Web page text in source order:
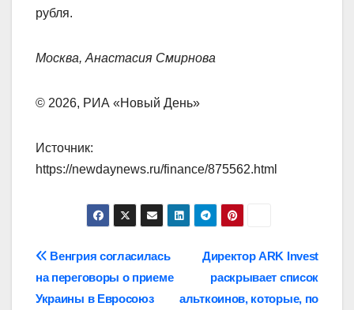
рубля.
Москва, Анастасия Смирнова
© 2026, РИА «Новый День»
Источник:
https://newdaynews.ru/finance/875562.html
Навигация
по
Директор ARK Invest
раскрывает список
альткоинов, которые, по
Венгрия согласилась
на переговоры о приеме
Украины в Евросоюз